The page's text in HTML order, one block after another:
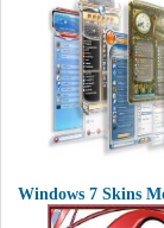
Windows 7 Skins